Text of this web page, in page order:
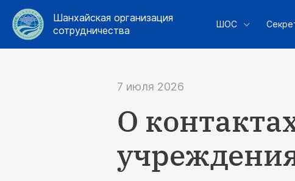
Шанхайская организация
сотрудничества
ШОС
7 июля 2026
О